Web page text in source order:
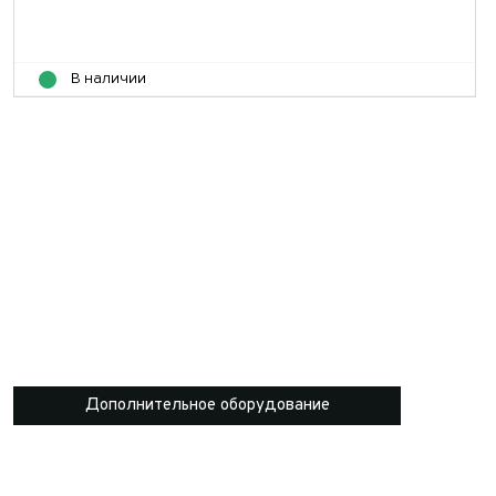
В наличии
Дополнительное оборудование